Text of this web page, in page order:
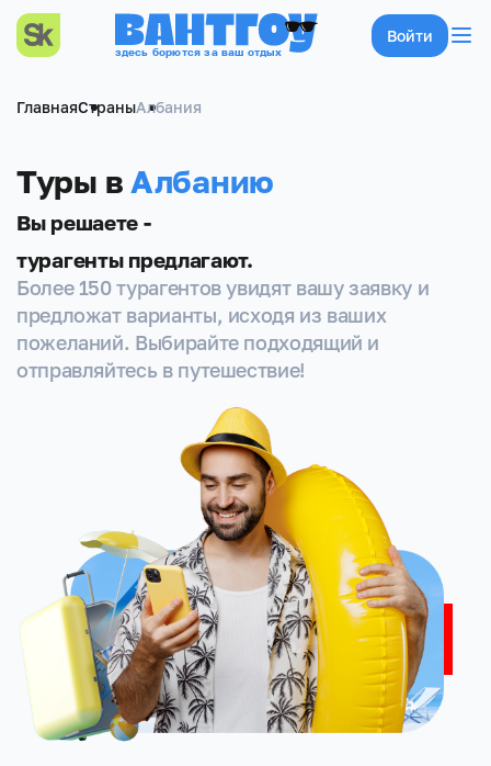
здесь борются за ваш отдых
Войти
ГлавнаяСтраныАлбания
Туры в Албанию
Вы решаете -
турагенты предлагают.
Более 150 турагентов увидят вашу заявку и
предложат варианты, исходя из ваших
пожеланий. Выбирайте подходящий и
отправляйтесь в путешествие!